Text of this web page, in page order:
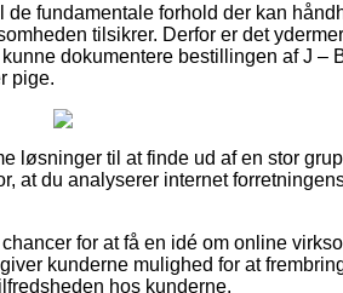
de fundamentale forhold der kan
tilsikrer. Derfor er det
dokumentere bestillingen af J –
pige.
løsninger til at finde ud af en stor
at du analyserer internet
for at få en idé om online
kunderne mulighed for at
hos kunderne.